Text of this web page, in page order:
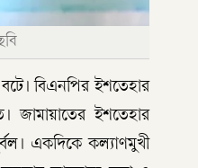
বিএনপির ইশতেহার
জামায়াতের ইশতেহার
একদিকে কল্যাণমুখী